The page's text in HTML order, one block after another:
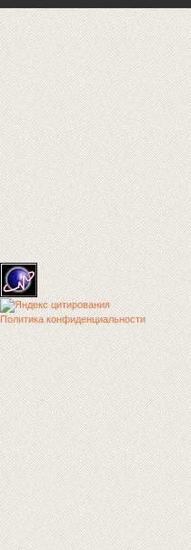
Политика конфиденциальности